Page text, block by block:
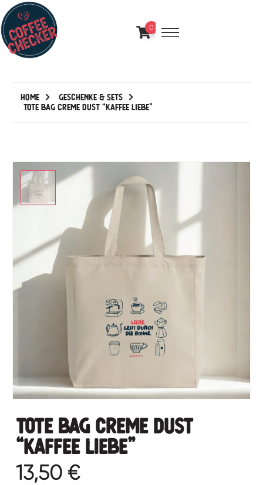
0
Home Geschenke & Sets
Tote Bag Creme Dust “Kaffee Liebe”
Tote Bag Creme Dust
“Kaffee Liebe”
13,50€